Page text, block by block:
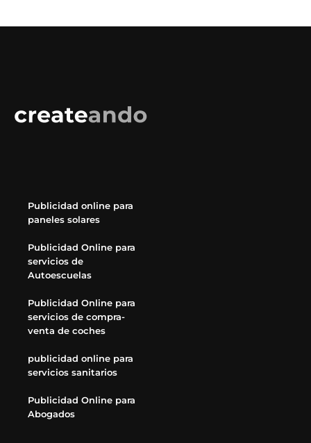
Publicidad online para
paneles solares
Publicidad Online para
servicios de
Autoescuelas
Publicidad Online para
servicios de compra-
venta de coches
publicidad online para
servicios sanitarios
Publicidad Online para
Abogados